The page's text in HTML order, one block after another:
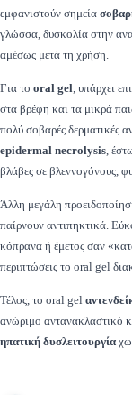
εμφανιστούν σημεία
γλώσσα, δυσκολία στην
αμέσως μετά τη χρήση.
Για το oral gel, υπάρχει
στα βρέφη και τα μικρά
πολύ σοβαρές δερματικές
epidermal necrolysis,
βλάβες σε βλεννογόνους,
Άλλη μεγάλη
παίρνουν αντιπηκτικά.
κόπρανα ή έμετος σαν
περιπτώσεις το oral gel
Τέλος, το oral gel
ανώριμο αντανακλαστικό
ηπατική δυσλειτουργία